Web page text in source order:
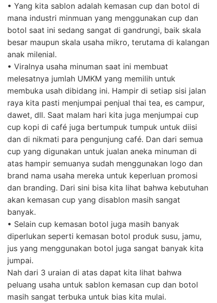
• Yang kita sablon adalah kemasan cup dan botol di
mana industri minmuan yang menggunakan cup dan
botol saat ini sedang sangat di gandrungi, baik skala
besar maupun skala usaha mikro, terutama di kalangan
anak milenial.
• Viralnya usaha minuman saat ini membuat
melesatnya jumlah UMKM yang memilih untuk
membuka usah dibidang ini. Hampir di setiap sisi jalan
raya kita pasti menjumpai penjual thai tea, es campur,
dawet, dll. Saat malam hari kita juga menjumpai cup
cup kopi di café juga bertumpuk tumpuk untuk diisi
dan di nikmati para pengunjung café. Dan dari semua
cup yang digunakan untuk jualan aneka minuman di
atas hampir semuanya sudah menggunakan logo dan
brand nama usaha mereka untuk keperluan promosi
dan branding. Dari sini bisa kita lihat bahwa kebutuhan
akan kemasan cup yang disablon masih sangat
banyak.
• Selain cup kemasan botol juga masih banyak
diperlukan seperti kemasan botol produk susu, jamu,
jus yang menggunakan botol juga sangat banyak kita
jumpai.
Nah dari 3 uraian di atas dapat kita lihat bahwa
peluang usaha untuk sablon kemasan cup dan botol
masih sangat terbuka untuk bias kita mulai.